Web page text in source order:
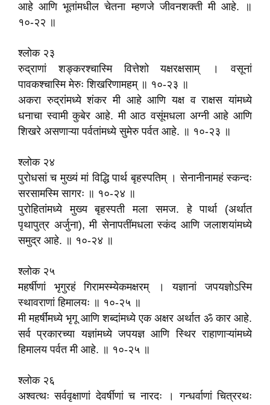
आहे आणि भूतांमधील चेतना म्हणजे जीवनशक्ती मी आहे. ॥
१०-२२ ॥
श्लोक २३
रुद्राणां शङ्करश्चास्मि वित्तेशो यक्षरक्षसाम्‌ । वसूनां
पावकश्चास्मि मेरुः शिखरिणामहम्‌ ॥ १०-२३ ॥
अकरा रुद्रांमध्ये शंकर मी आहे आणि यक्ष व राक्षस यांमध्ये
धनाचा स्वामी कुबेर आहे. मी आठ वसूंमधला अग्नी आहे आणि
शिखरे असणाऱ्या पर्वतांमध्ये सुमेरु पर्वत आहे. ॥ १०-२३ ॥
श्लोक २४
पुरोधसां च मुख्यं मां विद्धि पार्थ बृहस्पतिम्‌ । सेनानीनामहं स्कन्दः
सरसामस्मि सागरः ॥ १०-२४ ॥
पुरोहितांमध्ये मुख्य बृहस्पती मला समज. हे पार्था (अर्थात
पृथापुत्र अर्जुना), मी सेनापतींमधला स्कंद आणि जलाशयांमध्ये
समुद्र आहे. ॥ १०-२४ ॥
श्लोक २५
महर्षीणां भृगुरहं गिरामस्म्येकमक्षरम्‌ । यज्ञानां जपयज्ञोऽस्मि
स्थावराणां हिमालयः ॥ १०-२५ ॥
मी महर्षींमध्ये भृगू आणि शब्दांमध्ये एक अक्षर अर्थात ॐ कार आहे.
सर्व प्रकारच्या यज्ञांमध्ये जपयज्ञ आणि स्थिर राहाणाऱ्यांमध्ये
हिमालय पर्वत मी आहे. ॥ १०-२५ ॥
श्लोक २६
अश्वत्थः सर्ववृक्षाणां देवर्षीणां च नारदः । गन्धर्वाणां चित्ररथः